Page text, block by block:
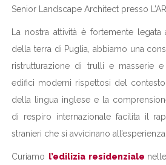
Senior Landscape Architect presso
La nostra attività è fortemente
della terra di Puglia, abbiamo una
ristrutturazione di trulli e masserie
edifici moderni rispettosi del
della lingua inglese e la
di respiro internazionale facilita il
stranieri che si avvicinano
Curiamo l’edilizia residenziale